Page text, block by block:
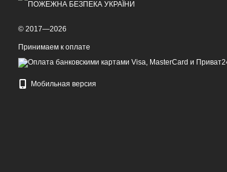
© 2017—2026
Принимаем к оплате
Мобильная версия